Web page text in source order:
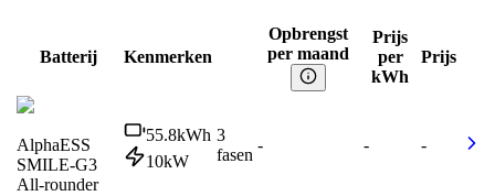
Batterij Kenmerken
Opbrengst
per maand
Prijs
per
kWh
Prijs
AlphaESS
SMILE-G3
All-rounder
55.8kWh
10kW
3
fasen
- - -